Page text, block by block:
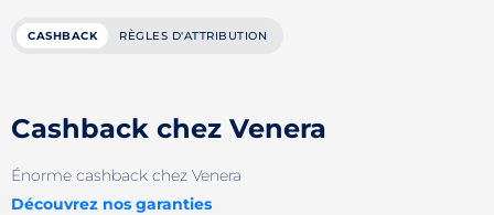
CASHBACK RÈGLES D'ATTRIBUTION
Cashback chez Venera
Énorme cashback chez Venera
Découvrez nos garanties